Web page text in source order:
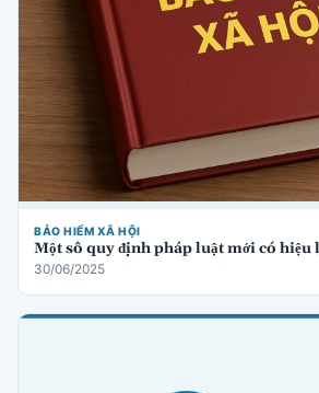
BẢO HIỂM XÃ HỘI
Một số quy định pháp luật mới có hiệu
30/06/2025